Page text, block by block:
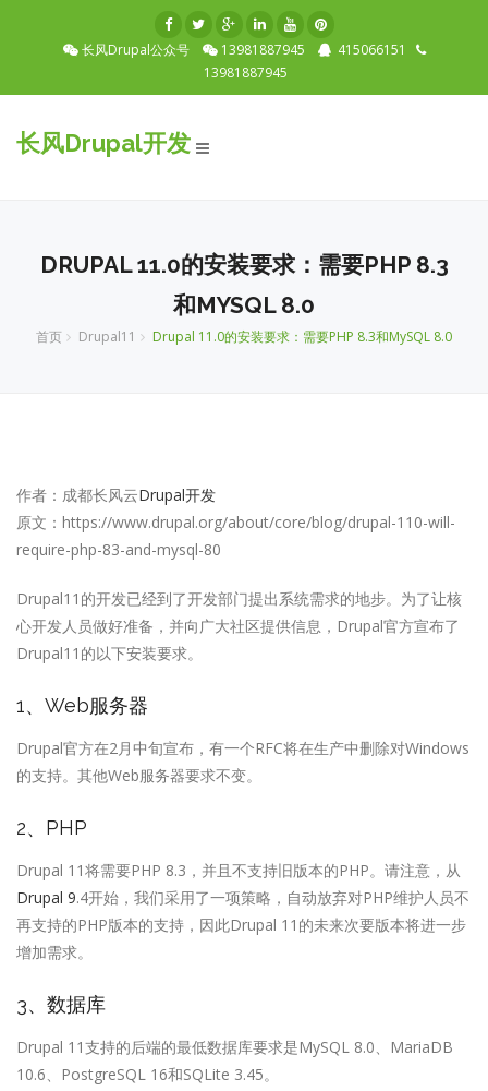
长风Drupal公众号 13981887945
415066151
13981887945
长风Drupal开发 Toggle
DRUPAL 11.0的安装要求：需要PHP 8.3
和MYSQL 8.0
首页 Drupal11 Drupal 11.0的安装要求：需要PHP 8.3和MySQL 8.0
作者：成都长风云Drupal开发
原文：https://www.drupal.org/about/core/blog/drupal-110-will-
require-php-83-and-mysql-80
Drupal11的开发已经到了开发部门提出系统需求的地步。为了让核
心开发人员做好准备，并向广大社区提供信息，Drupal官方宣布了
Drupal11的以下安装要求。
1、Web服务器
Drupal官方在2月中旬宣布，有一个RFC将在生产中删除对Windows
的支持。其他Web服务器要求不变。
2、PHP
Drupal 11将需要PHP 8.3，并且不支持旧版本的PHP。请注意，从
Drupal 9.4开始，我们采用了一项策略，自动放弃对PHP维护人员不
再支持的PHP版本的支持，因此Drupal 11的未来次要版本将进一步
增加需求。
3、数据库
Drupal 11支持的后端的最低数据库要求是MySQL 8.0、MariaDB
10.6、PostgreSQL 16和SQLite 3.45。